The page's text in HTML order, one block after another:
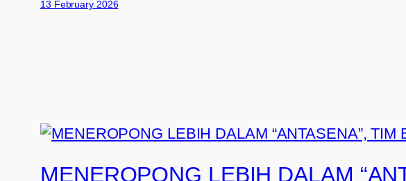
13 February 2026
MENEROPONG LEBIH DALAM